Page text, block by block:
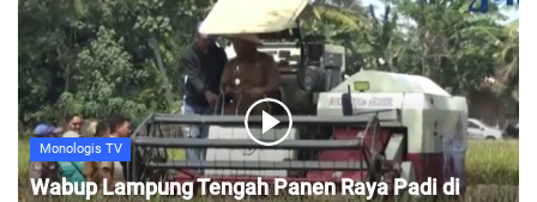
Monologis TV
Wabup Lampung Tengah Panen Raya Padi di